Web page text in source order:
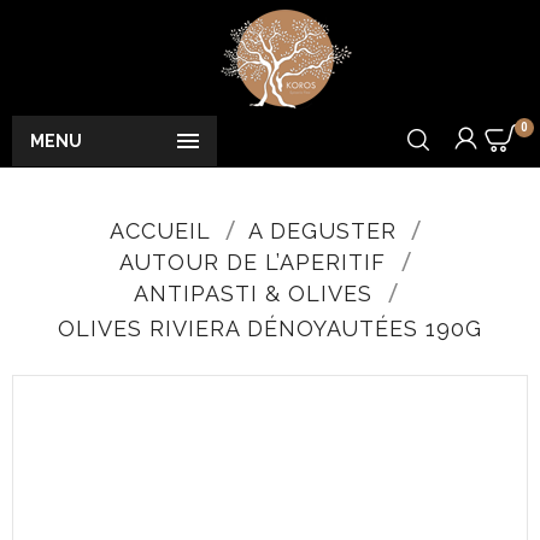

MENU
0
ACCUEIL
A DEGUSTER
AUTOUR DE L’APERITIF
ANTIPASTI & OLIVES
OLIVES RIVIERA DÉNOYAUTÉES 190G